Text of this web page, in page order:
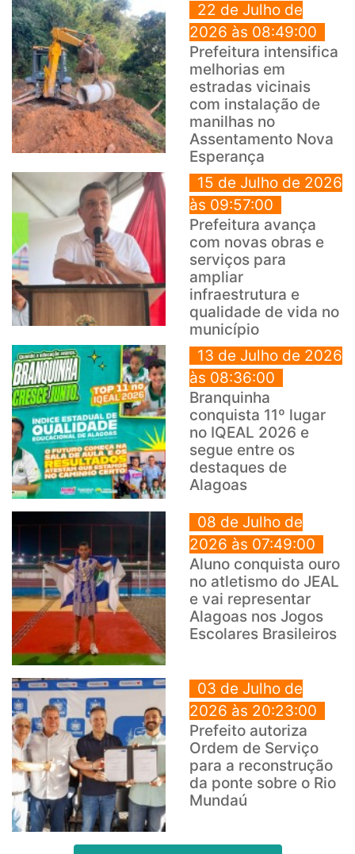
22 de Julho de
2026 às 08:49:00
Prefeitura intensifica
melhorias em
estradas vicinais
com instalação de
manilhas no
Assentamento Nova
Esperança
15 de Julho de 2026
às 09:57:00
Prefeitura avança
com novas obras e
serviços para
ampliar
infraestrutura e
qualidade de vida no
município
13 de Julho de 2026
às 08:36:00
Branquinha
conquista 11º lugar
no IQEAL 2026 e
segue entre os
destaques de
Alagoas
08 de Julho de
2026 às 07:49:00
Aluno conquista ouro
no atletismo do JEAL
e vai representar
Alagoas nos Jogos
Escolares Brasileiros
03 de Julho de
2026 às 20:23:00
Prefeito autoriza
Ordem de Serviço
para a reconstrução
da ponte sobre o Rio
Mundaú